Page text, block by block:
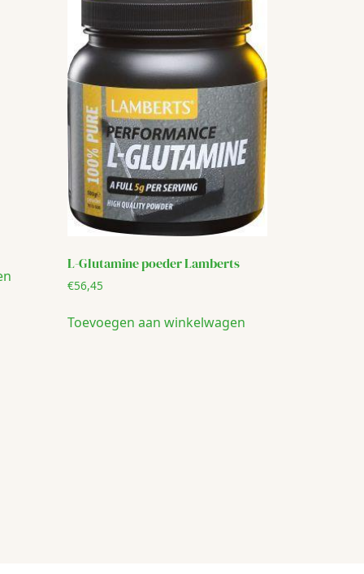
L-Glutamine poeder Lamberts
€56,45
Toevoegen aan winkelwagen